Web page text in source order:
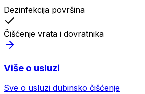
Dezinfekcija površina
Čišćenje vrata i dovratnika
Više o usluzi
Sve o usluzi dubinsko čišćenje